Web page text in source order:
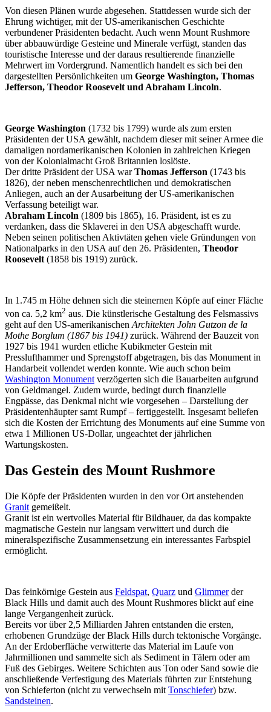
Von diesen Plänen wurde abgesehen. Stattdessen wurde sich der
Ehrung wichtiger, mit der US-amerikanischen Geschichte
verbundener Präsidenten bedacht. Auch wenn Mount Rushmore
über abbauwürdige Gesteine und Minerale verfügt, standen das
touristische Interesse und der daraus resultierende finanzielle
Mehrwert im Vordergrund. Namentlich handelt es sich bei den
dargestellten Persönlichkeiten um George Washington, Thomas
Jefferson, Theodor Roosevelt und Abraham Lincoln.
George Washington (1732 bis 1799) wurde als zum ersten
Präsidenten der USA gewählt, nachdem dieser mit seiner Armee die
damaligen nordamerikanischen Kolonien in zahlreichen Kriegen
von der Kolonialmacht Groß Britannien loslöste.
Der dritte Präsident der USA warThomas Jefferson (1743 bis
1826), der neben menschenrechtlichen und demokratischen
Anliegen, auch an der Ausarbeitung der US-amerikanischen
Verfassung beteiligt war.
Abraham Lincoln (1809 bis 1865), 16. Präsident, ist es zu
verdanken, dass die Sklaverei in den USA abgeschafft wurde.
Neben seinen politischen Aktivtäten gehen viele Gründungen von
Nationalparks in den USA auf den 26. Präsidenten, Theodor
Roosevelt (1858 bis 1919) zurück.
In 1.745 m Höhe dehnen sich die steinernen Köpfe auf einer Fläche
von ca. 5,2 km2 aus. Die künstlerische Gestaltung des Felsmassivs
geht auf den US-amerikanischen Architekten John Gutzon de la
Mothe Borglum (1867 bis 1941) zurück. Während der Bauzeit von
1927 bis 1941 wurden etliche Kubikmeter Gestein mit
Presslufthammer und Sprengstoff abgetragen, bis das Monument in
Handarbeit vollendet werden konnte. Wie auch schon beim
Washington Monument verzögerten sich die Bauarbeiten aufgrund
von Geldmangel. Zudem wurde, bedingt durch finanzielle
Engpässe, das Denkmal nicht wie vorgesehen – Darstellung der
Präsidentenhäupter samt Rumpf – fertiggestellt. Insgesamt beliefen
sich die Kosten der Errichtung des Monuments auf eine Summe von
etwa 1 Millionen US-Dollar, ungeachtet der jährlichen
Wartungskosten.
Das Gestein des Mount Rushmore
Die Köpfe der Präsidenten wurden in den vor Ort anstehenden
Granit gemeißelt.
Granit ist ein wertvolles Material für Bildhauer, da das kompakte
magmatische Gestein nur langsam verwittert und durch die
mineralspezifische Zusammensetzung ein interessantes Farbspiel
ermöglicht.
Das feinkörnige Gestein aus Feldspat, Quarz und Glimmerder
Black Hills und damit auch des Mount Rushmores blickt auf eine
lange Vergangenheit zurück.
Bereits vor über 2,5 Milliarden Jahren entstanden die ersten,
erhobenen Grundzüge der Black Hills durch tektonische Vorgänge.
An der Erdoberfläche verwitterte das Material im Laufe von
Jahrmillionen und sammelte sich als Sediment in Tälern oder am
Fuß des Gebirges. Weitere Schichten aus Ton oder Sand sowie die
anschließende Verfestigung des Materials führten zur Entstehung
von Schieferton (nicht zu verwechseln mit Tonschiefer) bzw.
Sandsteinen.